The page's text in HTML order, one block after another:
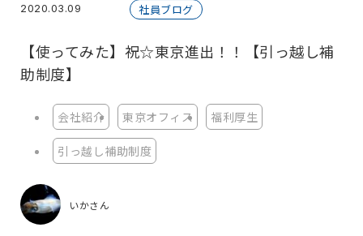
2020.03.09 社員ブログ
【使ってみた】祝☆東京進出！！【引っ越し補
助制度】
会社紹介 東京オフィス 福利厚生
引っ越し補助制度
いかさん